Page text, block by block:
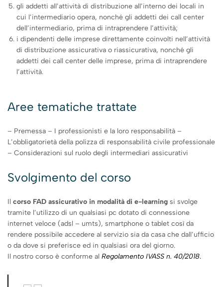
gli addetti all’attività di distribuzione all’interno dei locali in
cui l’intermediario opera, nonché gli addetti dei call center
dell’intermediario, prima di intraprendere l’attività;
i dipendenti delle imprese direttamente coinvolti nell’attività
di distribuzione assicurativa o riassicurativa, nonché gli
addetti dei call center delle imprese, prima di intraprendere
l’attività.
Aree tematiche trattate
– Premessa – I professionisti e la loro responsabilità –
L’obbligatorietà della polizza di responsabilità civile professionale
– Considerazioni sul ruolo degli intermediari assicurativi
Svolgimento del corso
Il corso FAD assicurativo in modalità di e-learning si svolge
tramite l’utilizzo di un qualsiasi pc dotato di connessione
internet veloce (adsl – umts), smartphone o tablet così da
rendere possibile accedere al servizio sia da casa che dall’ufficio
o da dove si preferisce ed in qualsiasi ora del giorno.
Il nostro corso è conforme al Regolamento IVASS n. 40/2018.